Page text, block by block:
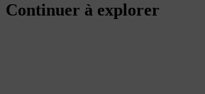
Continuer à explorer